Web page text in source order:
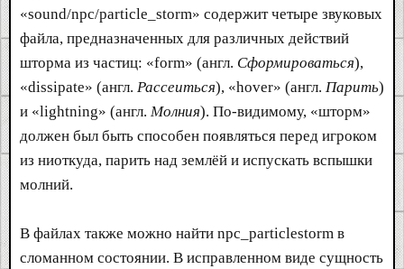
«sound/npc/particle_storm» содержит четыре звуковых
файла, предназначенных для различных действий
шторма из частиц: «form» (англ. Сформироваться),
«dissipate» (англ. Рассеиться), «hover» (англ. Парить)
и «lightning» (англ. Молния). По-видимому, «шторм»
должен был быть способен появляться перед игроком
из ниоткуда, парить над землёй и испускать вспышки
молний.
В файлах также можно найти npc_particlestorm в
сломанном состоянии. В исправленном виде сущность